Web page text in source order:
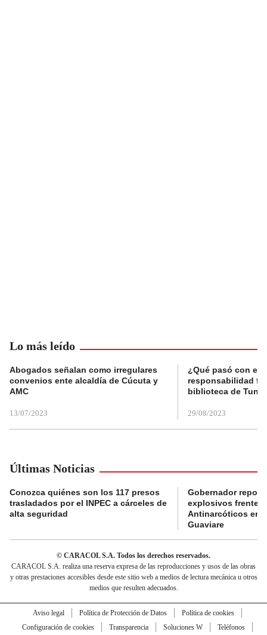
Lo más leído
Abogados señalan como irregulares
convenios ente alcaldía de Cúcuta y
AMC
13/07/2023
¿Qué pasó con el
responsabilidad
biblioteca de
29/08/2023
Últimas Noticias
Conozca quiénes son los 117 presos
trasladados por el INPEC a cárceles de
alta seguridad
Gobernador
explosivos frente a
Antinarcóticos en
Guaviare
© CARACOL S.A. Todos los derechos reservados.
CARACOL S.A. realiza una reserva expresa de las reproducciones y usos de las obras
y otras prestaciones accesibles desde este sitio web a medios de lectura mecánica u otros
medios que resulten adecuados.
Aviso legal Política de Protección de Datos
Política de cookies
Configuración de cookies
Transparencia Soluciones W
Teléfonos